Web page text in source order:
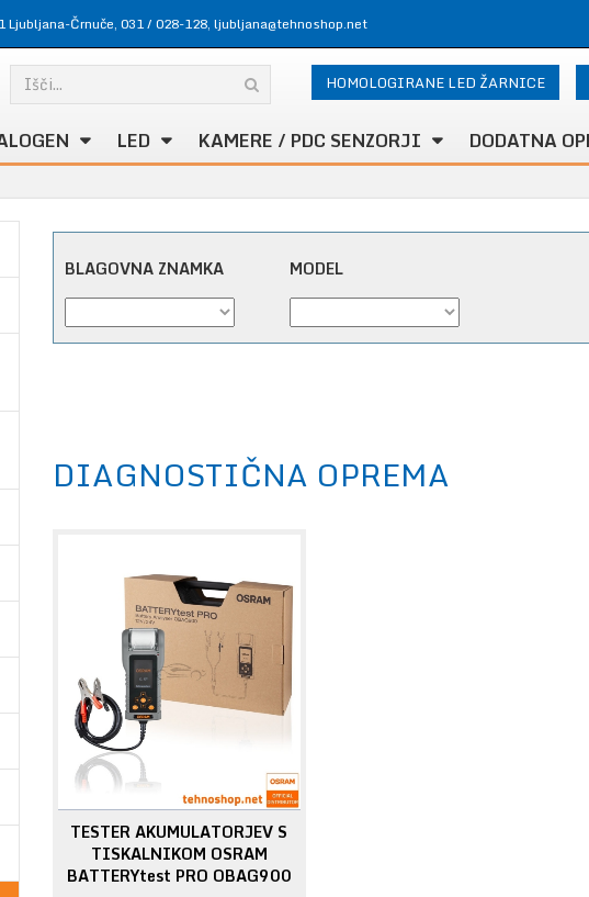
Ljubljana-Črnuče, 031 / 028-128, ljubljana@tehnoshop.net
HOMOLOGIRANE LED ŽARNICE
LED KAMERE / PDC SENZORJI DODATNA
BLAGOVNA ZNAMKA MODEL
DIAGNOSTIČNA OPREMA
TESTER AKUMULATORJEV S
TISKALNIKOM OSRAM
BATTERYtest PRO OBAG900